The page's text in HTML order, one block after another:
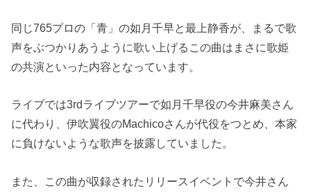
同じ765プロの「青」の如月千早と最上静香が、まるで歌
声をぶつかりあうように歌い上げるこの曲はまさに歌姫
の共演といった内容となっています。
ライブでは3rdライブツアーで如月千早役の今井麻美さん
に代わり、伊吹翼役のMachicoさんが代役をつとめ、本家
に負けないような歌声を披露していました。
また、この曲が収録されたリリースイベントで今井さん